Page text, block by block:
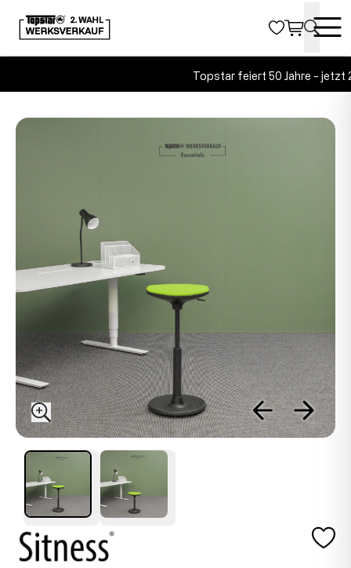
Topstar feiert 50 Jahre - jetzt